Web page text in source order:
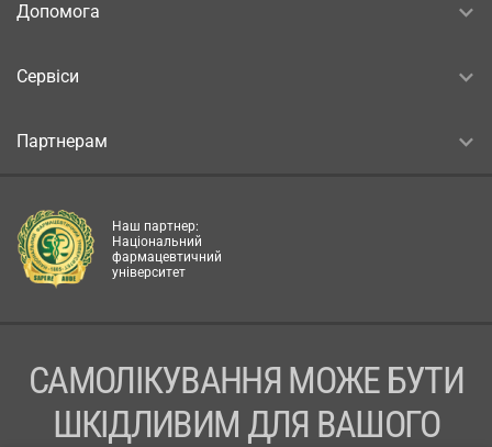
Допомога
Сервіси
Партнерам
Наш партнер:
Національний
фармацевтичний
університет
САМОЛІКУВАННЯ МОЖЕ БУТИ
ШКІДЛИВИМ ДЛЯ ВАШОГО